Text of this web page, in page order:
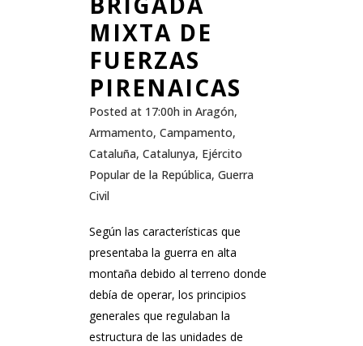
MIXTA DE
FUERZAS
PIRENAICAS
Posted at 17:00h in Aragón,
Armamento, Campamento,
Cataluña, Catalunya, Ejército
Popular de la República, Guerra
Civil
Según las características que
presentaba la guerra en alta
montaña debido al terreno donde
debía de operar, los principios
generales que regulaban la
estructura de las unidades de